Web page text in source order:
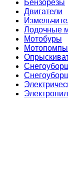
Бензорезы
Двигатели
Лодочные
Мотобуры
Мотопомпы